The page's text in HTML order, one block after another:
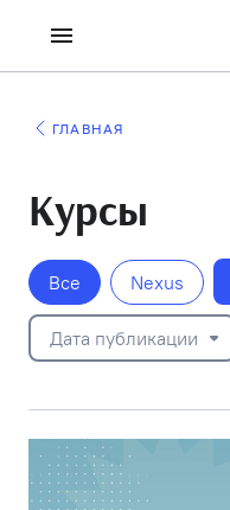
ГЛАВНАЯ
Курсы
Все Nexus
Дата публикации